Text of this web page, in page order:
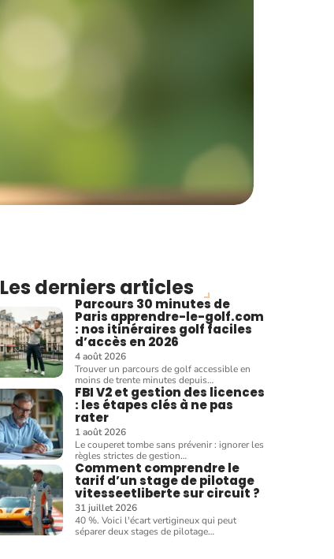
Les derniers articles
Parcours 30 minutes de
Paris apprendre-le-golf.com
: nos itinéraires golf faciles
d’accès en 2026
4 août 2026
Trouver un parcours de golf accessible en
moins de trente minutes depuis…
FBI V2 et gestion des licences
: les étapes clés à ne pas
rater
1 août 2026
Le couperet tombe sans prévenir : ignorer les
règles strictes de gestion…
Comment comprendre le
tarif d’un stage de pilotage
vitesseetliberte sur circuit ?
31 juillet 2026
40 %. Voici l'écart vertigineux qui peut
séparer deux stages de pilotage…